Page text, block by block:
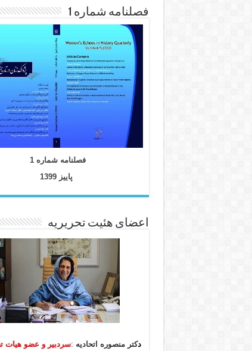
فصلنامه شماره 1
فصلنامه شماره 1
پاییز 1399
اعضای هئیت تحریریه
دکتر منصوره اتحادیه :سردبیر و عضو هیات